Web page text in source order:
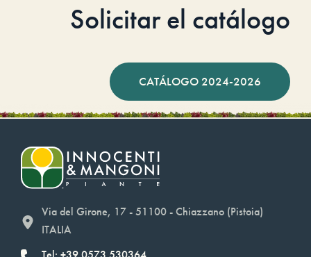
Solicitar el catálogo
CATÁLOGO 2024-2026
Via del Girone, 17 - 51100 - Chiazzano (Pistoia)
ITALIA